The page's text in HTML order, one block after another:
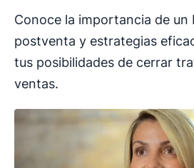
Conoce la importancia de un
postventa y estrategias
tus posibilidades de cerrar
ventas.